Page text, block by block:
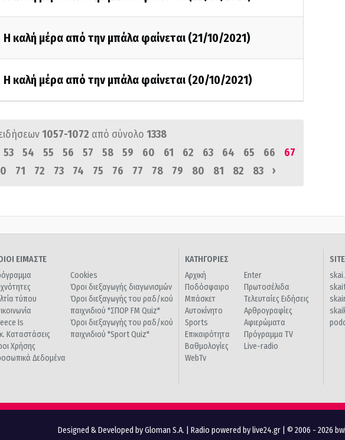
Η καλή μέρα από την μπάλα φαίνεται (21/10/2021)
Η καλή μέρα από την μπάλα φαίνεται (20/10/2021)
1057-1072 από σύνολο 1338
53 54 55 56 57 58 59 60 61 62 63 64 65 66
67
71 72 73 74 75 76 77 78 79 80 81 82 83 ›
ΕΙΜΑΣΤΕ
τύπου
Is
Καταστάσεις
Χρήσης
Δεδομένα
Cookies
Όροι διεξαγωγής διαγωνισμών
Όροι διεξαγωγής του ραδ/κού
παιχνιδιού "ΣΠΟΡ FM Quiz"
Όροι διεξαγωγής του ραδ/κού
παιχνιδιού "Sport Quiz"
ΚΑΤΗΓΟΡΙΕΣ
Αρχική
Ποδόσφαιρο
Μπάσκετ
Αυτοκίνητο
Sports
Επικαιρότητα
Βαθμολογίες
WebTv
Enter
Πρωτοσέλιδα
Τελευταίες Ειδήσεις
Αρθρογραφίες
Αφιερώματα
Πρόγραμμα TV
Live-radio
Designed & Developed by Gloman S.A. Radio powered by live24.gr | © 2006 - 2026